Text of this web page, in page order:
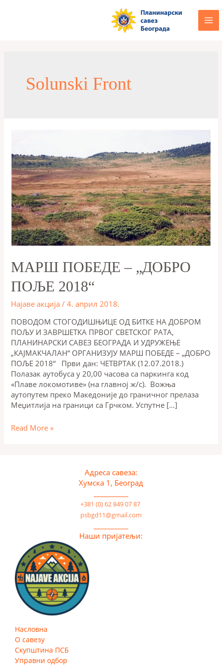
Solunski Front
МАРШ ПОБЕДЕ – „ДОБРО
ПОЉЕ 2018“
Најаве акција /4. април 2018.
ПОВОДОМ СТОГОДИШЊИЦЕ ОД БИТКЕ НА ДОБРОМ
ПОЉУ И ЗАВРШЕТКА ПРВОГ СВЕТСКОГ РАТА,
ПЛАНИНАРСКИ САВЕЗ БЕОГРАДА И УДРУЖЕЊЕ
„КАЈМАКЧАЛАН“ ОРГАНИЗУЈУ МАРШ ПОБЕДЕ – „ДОБРО
ПОЉЕ 2018“ Први дан: ЧЕТВРТАК (12.07.2018.)
Полазак аутобуса у 20,00 часова са паркинга код
«Плаве локомотиве» (на главној ж/с). Вожња
аутопутем преко Македоније до граничног прелаза
Меџитлија на граници са Грчком. Успутне […]
Read More »
Адреса савеза:
Хумска 1, Београд
+381 (0) 62 849 07 87
psbgd11@gmail.com
Наши пријатељи:
Насловна
О савезу
Скупштина ПСБ
Управни одбор